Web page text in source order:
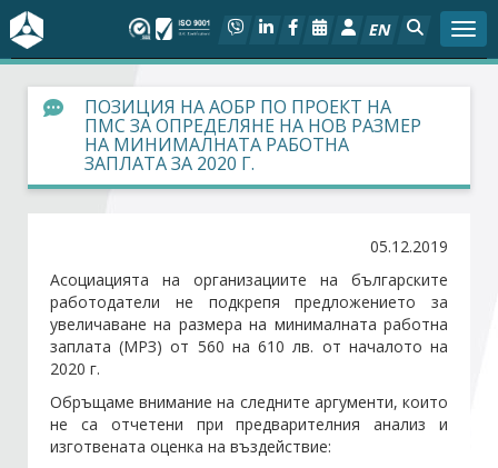
EN
За БСК
На фокус
Актуално
Дейности
Проекти
ПОЗИЦИЯ НА АОБР ПО ПРОЕКТ НА
ПМС ЗА ОПРЕДЕЛЯНЕ НА НОВ РАЗМЕР
НА МИНИМАЛНАТА РАБОТНА
ЗАПЛАТА ЗА 2020 Г.
05.12.2019
Асоциацията на организациите на българските
работодатели не подкрепя предложението за
увеличаване на размера на минималната работна
заплата (МРЗ) от 560 на 610 лв. от началото на
2020 г.
Обръщаме внимание на следните аргументи, които
не са отчетени при предварителния анализ и
изготвената оценка на въздействие: